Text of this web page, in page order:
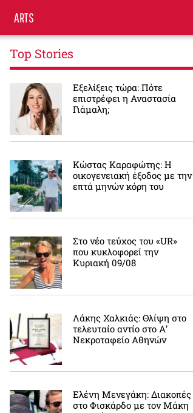
ARTS
Top Stories
Εξελίξεις τώρα: Πότε
επιστρέφει η Αναστασία
Γιάμαλη;
Κώστας Καραφώτης: Η
οικογενειακή έξοδος με την
επτά μηνών κόρη του
Στο νέο τεύχος του «UR»
που κυκλοφορεί την
Κυριακή 09/08
Λάκης Χαλκιάς: Θλίψη στο
τελευταίο αντίο στο Α’
Νεκροταφείο Αθηνών
Ελένη Μενεγάκη: Διακοπές
στο Φισκάρδο με τον Μάκη